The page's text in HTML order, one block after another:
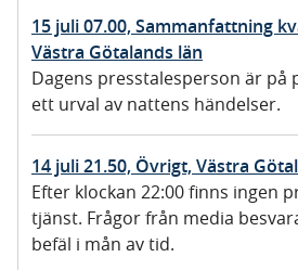
15 juli 07.00, Sammanfattning
Västra Götalands län
Dagens presstalesperson är på
ett urval av nattens händelser.
14 juli 21.50, Övrigt, Västra
Efter klockan 22:00 finns ingen
tjänst. Frågor från media
befäl i mån av tid.